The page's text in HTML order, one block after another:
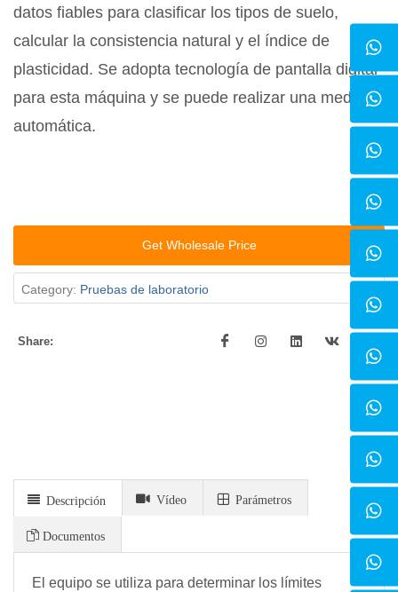
datos fiables para clasificar los tipos de suelo,
calcular la consistencia natural y el índice de
plasticidad. Se adopta tecnología de pantalla digital
para esta máquina y se puede realizar una medición
automática.
Get Wholesale Price
Category: Pruebas de laboratorio
Share:
Descripción Vídeo Parámetros
Documentos
El equipo se utiliza para determinar los límites